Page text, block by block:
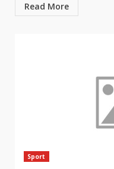
Read More
Sport